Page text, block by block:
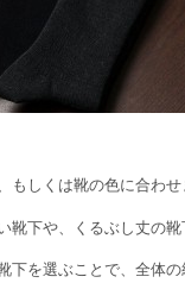
もしくは靴の色に合わせ
靴下や、くるぶし丈の靴
下を選ぶことで、全体